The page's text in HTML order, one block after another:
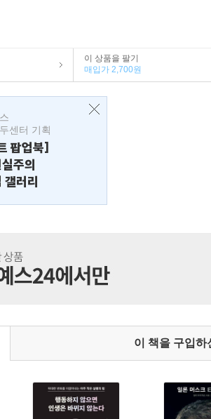
이 상품을 팔기
매입가 2,700원
센터 기획
팝업북]
주의
갤러리
이 책을 구입하